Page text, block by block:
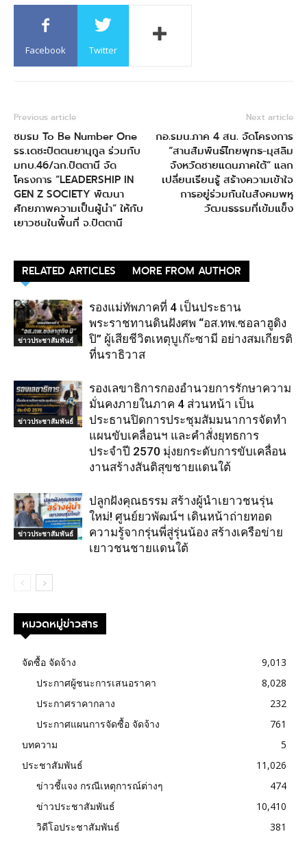
Facebook Twitter
Previous article
ชมรม To Be Number One
รร.เดชะปัตตนยานุกูล ร่วมกับ
มทบ.46/ฉก.ปัตตานี จัด
โครงการ “LEADERSHIP IN
GEN Z SOCIETY พัฒนา
ศักยภาพความเป็นผู้นำ” ให้กับ
เยาวชนในพื้นที่ จ.ปัตตานี
Next article
กอ.รมน.ภาค 4 สน. จัดโครงการ
“สานสัมพันธ์ไทยพุทธ-มุสลิม
จังหวัดชายแดนภาคใต้” แลก
เปลี่ยนเรียนรู้ สร้างความเข้าใจ
การอยู่ร่วมกันในสังคมพหุ
วัฒนธรรมที่เข้มแข็ง
RELATED ARTICLES MORE FROM AUTHOR
ข่าวประชาสัมพันธ์
รองแม่ทัพภาคที่ 4 เป็นประธาน
พระราชทานดินฝังศพ “อส.ทพ.ซอลาฮูดิง
ปิ” ผู้เสียชีวิตเหตุบูเก๊ะซามี อย่างสมเกียรติ
ที่นราธิวาส
ข่าวประชาสัมพันธ์
รองเลขาธิการกองอำนวยการรักษาความ
มั่นคงภายในภาค 4 ส่วนหน้า เป็น
ประธานปิดการประชุมสัมมนาการจัดทำ
แผนขับเคลื่อนฯ และคำสั่งยุทธการ
ประจำปี 2570 มุ่งยกระดับการขับเคลื่อน
งานสร้างสันติสุขชายแดนใต้
ข่าวประชาสัมพันธ์
ปลูกฝังคุณธรรม สร้างผู้นำเยาวชนรุ่น
ใหม่! ศูนย์ยวพัฒน์ฯ เดินหน้าถ่ายทอด
ความรู้จากรุ่นพี่สู่รุ่นน้อง สร้างเครือข่าย
เยาวชนชายแดนใต้
หมวดหมู่ข่าวสาร
จัดซื้อ จัดจ้าง
9,013
ประกาศผู้ชนะการเสนอราคา
8,028
ประกาศราคากลาง
232
ประกาศแผนการจัดซื้อ จัดจ้าง
761
บทความ
5
ประชาสัมพันธ์
11,026
ข่าวชี้แจง กรณีเหตุการณ์ต่างๆ
474
ข่าวประชาสัมพันธ์
10,410
วิดีโอประชาสัมพันธ์
381